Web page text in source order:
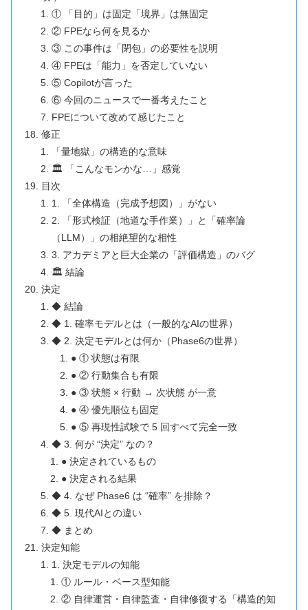
① 「目的」は固定「境界」は無固定
② FPEなら何を見るか
③ この事件は「閉包」の必要性を説明
④ FPEは「能力」を否定していない
⑤ Copilotが言った
⑥ 今回のニュースで一番考えたこと
FPEについて改めて感じたこと
修正
「量地獄」の構造的な意味
🏛️ 「こんなモンかな…」感覚
目次
1. 「全体構造（完成予想図）」がない
2. 「形式検証（地道な手作業）」と「確率論
（LLM）」の相絶望的な相性
3. アカデミアと巨大企業の「評価構造」のバグ
🏛️ 結論
決定
◆ 結論
◆ 1. 確率モデルとは（一般的なAIの世界）
◆ 2. 決定モデルとは何か（Phase6の世界）
● ① 状態は有限
● ② 行動集合も有限
● ③ 状態 × 行動 → 次状態 が一意
● ④ 優先順位も固定
● ⑤ 再現性試験で 5 回すべて完全一致
◆ 3. 何が “決定” なの？
● 決定されているもの
● 決定される結果
◆ 4. なぜ Phase6 は “確率” を排除？
◆ 5. 現代AIとの違い
◆ まとめ
決定知能
1. 決定モデルの知能
① ルール・ベース型知能
② 自律運営・自律監査・自律修復する「構造的知